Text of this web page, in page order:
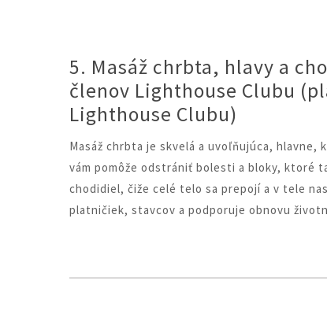
5. Masáž chrbta, hlavy a
členov Lighthouse Clubu
Lighthouse Clubu)
Masáž chrbta je skvelá a uvoľňujúca,
vám pomôže odstrániť bolesti a bloky, ktoré
chodidiel, čiže celé telo sa prepojí a v tele
platničiek, stavcov a podporuje obnovu